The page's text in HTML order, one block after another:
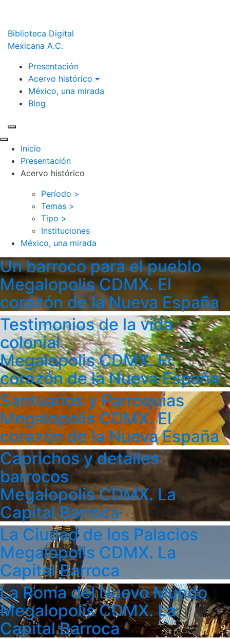
Biblioteca Digital
Mexicana A.C.
Presentación
Acervo histórico
México, una mirada
Blog
Inicio
Presentación
Acervo histórico
Período >
Temas >
Tipo >
Instituciones
México, una mirada
Un barroco para el pueblo
Megalopolis CDMX. El
corazón de la Nueva España
Testimonios de la vida
colonial
Megalopolis CDMX. El
corazón de la Nueva España
Santuarios y Parroquias
Megalopolis CDMX. El
corazón de la Nueva España
Caprichos y detalles
barrocos
Megalopolis CDMX. La
Capital Barroca
La Ciudad de los Palacios
Megalopolis CDMX. La
Capital Barroca
La Roma del Nuevo Mundo
Megalopolis CDMX. La
Capital Barroca